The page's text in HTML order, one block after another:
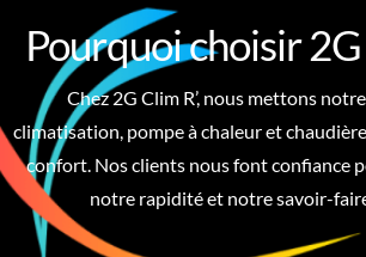
Pourquoi choisir 2G
Chez 2G Clim R’, nous mettons
climatisation, pompe à chaleur et
confort. Nos clients nous font confiance
notre rapidité et notre savoir-